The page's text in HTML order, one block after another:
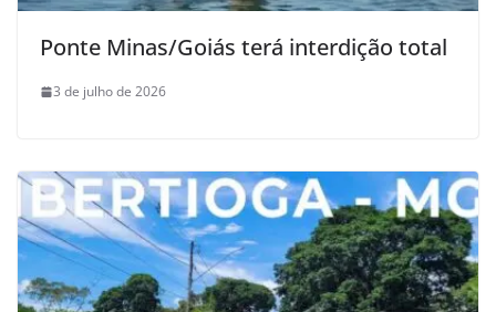
Ponte Minas/Goiás terá interdição total
3 de julho de 2026